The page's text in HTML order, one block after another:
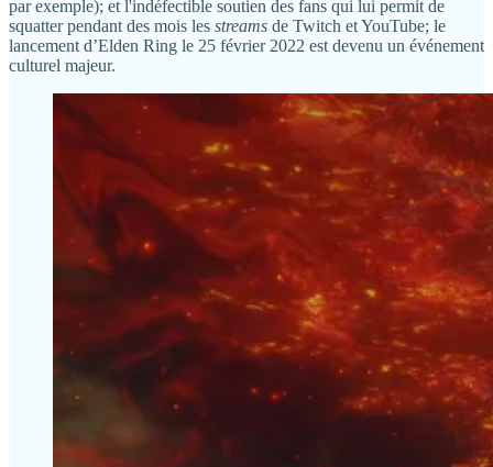
par exemple); et l'indéfectible soutien des fans qui lui permit de
squatter pendant des mois les streams de Twitch et YouTube; le
lancement d’Elden Ring le 25 février 2022 est devenu un événement
culturel majeur.